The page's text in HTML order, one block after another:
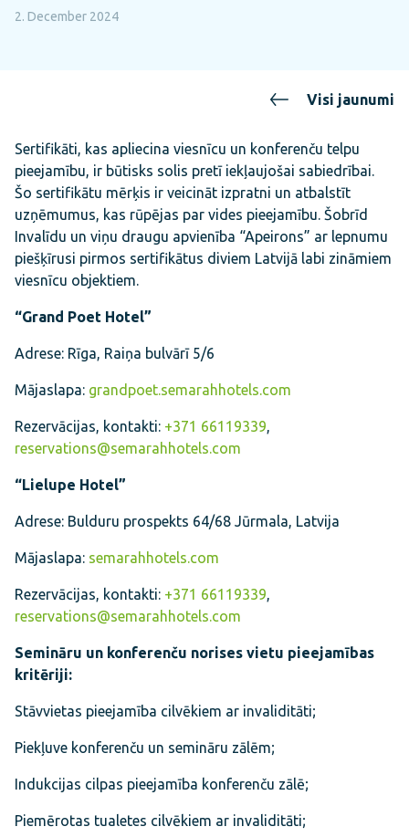
2. December 2024
Visi jaunumi
Sertifikāti, kas apliecina viesnīcu un konferenču telpu
pieejamību, ir būtisks solis pretī iekļaujošai sabiedrībai.
Šo sertifikātu mērķis ir veicināt izpratni un atbalstīt
uzņēmumus, kas rūpējas par vides pieejamību. Šobrīd
Invalīdu un viņu draugu apvienība “Apeirons” ar lepnumu
piešķīrusi pirmos sertifikātus diviem Latvijā labi zināmiem
viesnīcu objektiem.
“Grand Poet Hotel”
Adrese: Rīga, Raiņa bulvārī 5/6
Mājaslapa: grandpoet.semarahhotels.com
Rezervācijas, kontakti: +371 66119339,
reservations@semarahhotels.com
“Lielupe Hotel”
Adrese: Bulduru prospekts 64/68 Jūrmala, Latvija
Mājaslapa: semarahhotels.com
Rezervācijas, kontakti: +371 66119339,
reservations@semarahhotels.com
Semināru un konferenču norises vietu pieejamības
kritēriji:
Stāvvietas pieejamība cilvēkiem ar invaliditāti;
Piekļuve konferenču un semināru zālēm;
Indukcijas cilpas pieejamība konferenču zālē;
Piemērotas tualetes cilvēkiem ar invaliditāti;